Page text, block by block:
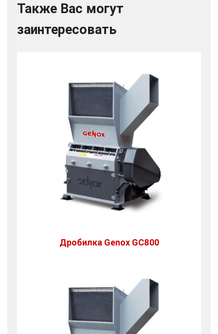
Также Вас могут
заинтересовать
Дробилка Genox GC800